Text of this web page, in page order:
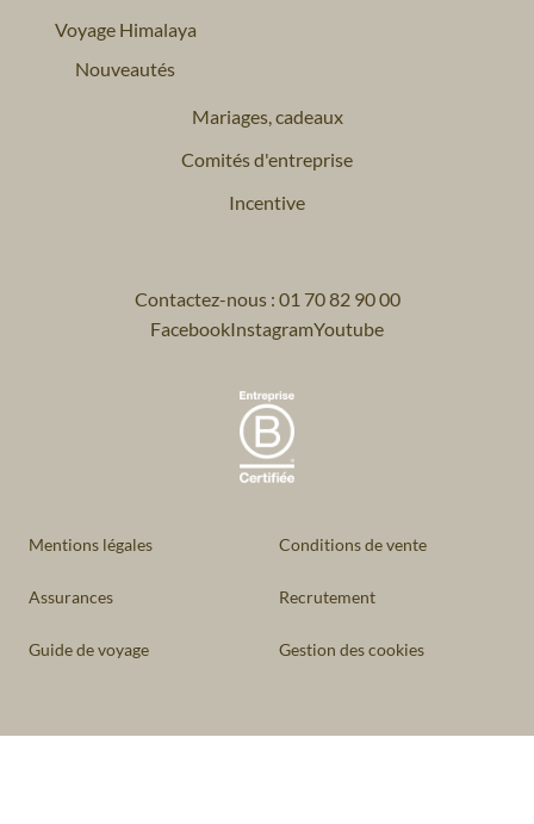
Voyage Himalaya
Nouveautés
Mariages, cadeaux
Comités d'entreprise
Incentive
Contactez-nous : 01 70 82 90 00
FacebookInstagramYoutube
Mentions légales Conditions de vente
Assurances Recrutement
Guide de voyage Gestion des cookies